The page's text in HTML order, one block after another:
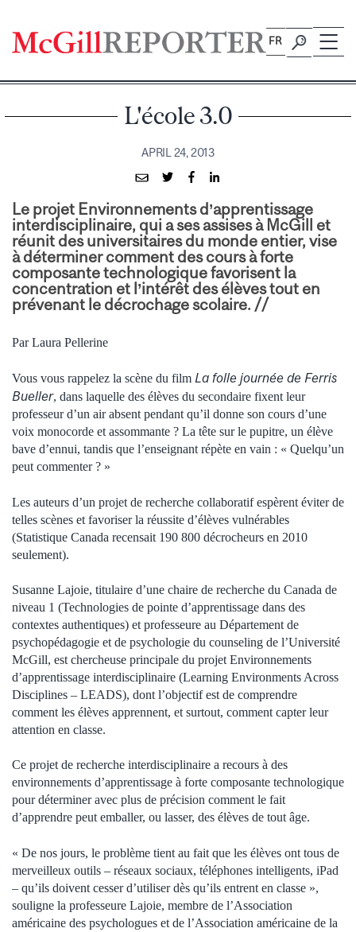
content
FR
L'école 3.0
APRIL 24, 2013
Le projet Environnements d’apprentissage
interdisciplinaire, qui a ses assises à McGill et
réunit des universitaires du monde entier, vise
à déterminer comment des cours à forte
composante technologique favorisent la
concentration et l’intérêt des élèves tout en
prévenant le décrochage scolaire. //
Par Laura Pellerine
Vous vous rappelez la scène du film La folle journée de Ferris
Bueller, dans laquelle des élèves du secondaire fixent leur
professeur d’un air absent pendant qu’il donne son cours d’une
voix monocorde et assommante ? La tête sur le pupitre, un élève
bave d’ennui, tandis que l’enseignant répète en vain : « Quelqu’un
peut commenter ? »
Les auteurs d’un projet de recherche collaboratif espèrent éviter de
telles scènes et favoriser la réussite d’élèves vulnérables
(Statistique Canada recensait 190 800 décrocheurs en 2010
seulement).
Susanne Lajoie, titulaire d’une chaire de recherche du Canada de
niveau 1 (Technologies de pointe d’apprentissage dans des
contextes authentiques) et professeure au Département de
psychopédagogie et de psychologie du counseling de l’Université
McGill, est chercheuse principale du projet Environnements
d’apprentissage interdisciplinaire (Learning Environments Across
Disciplines – LEADS), dont l’objectif est de comprendre
comment les élèves apprennent, et surtout, comment capter leur
attention en classe.
Ce projet de recherche interdisciplinaire a recours à des
environnements d’apprentissage à forte composante technologique
pour déterminer avec plus de précision comment le fait
d’apprendre peut emballer, ou lasser, des élèves de tout âge.
« De nos jours, le problème tient au fait que les élèves ont tous de
merveilleux outils – réseaux sociaux, téléphones intelligents, iPad
– qu’ils doivent cesser d’utiliser dès qu’ils entrent en classe »,
souligne la professeure Lajoie, membre de l’Association
américaine des psychologues et de l’Association américaine de la